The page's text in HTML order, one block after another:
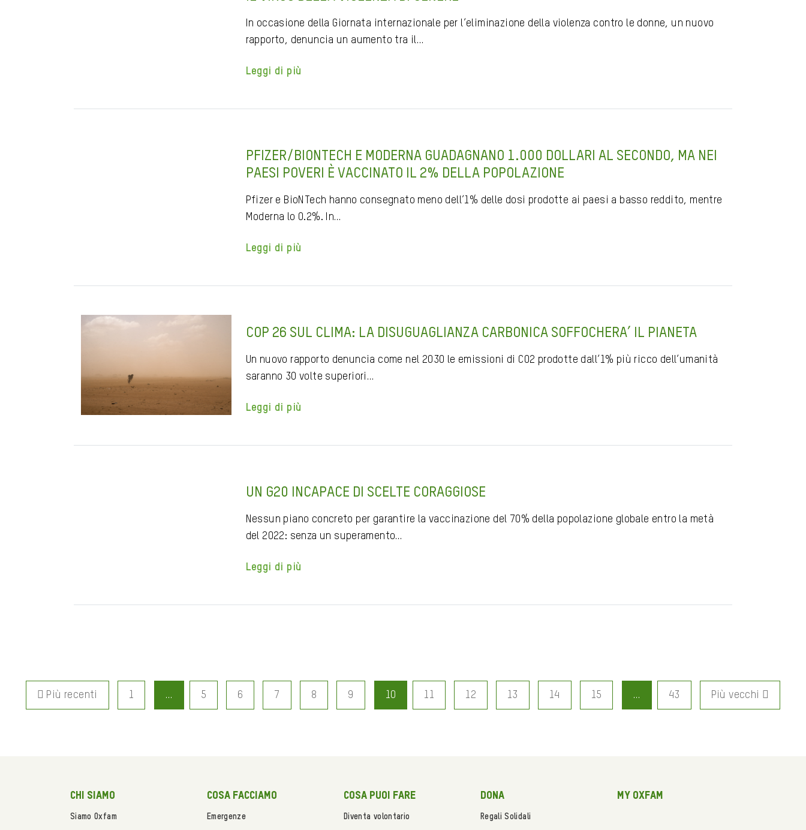
In occasione della Giornata internazionale per l’eliminazione della violenza contro le donne, un nuovo
rapporto, denuncia un aumento tra il…
Leggi di più
PFIZER/BIONTECH E MODERNA GUADAGNANO 1.000 DOLLARI AL SECONDO, MA NEI
PAESI POVERI È VACCINATO IL 2% DELLA POPOLAZIONE
Pfizer e BioNTech hanno consegnato meno dell’1% delle dosi prodotte ai paesi a basso reddito, mentre
Moderna lo 0.2%. In…
Leggi di più
COP 26 SUL CLIMA: LA DISUGUAGLIANZA CARBONICA SOFFOCHERA’ IL PIANETA
Un nuovo rapporto denuncia come nel 2030 le emissioni di CO2 prodotte dall’1% più ricco dell’umanità
saranno 30 volte superiori…
Leggi di più
UN G20 INCAPACE DI SCELTE CORAGGIOSE
Nessun piano concreto per garantire la vaccinazione del 70% della popolazione globale entro la metà
del 2022: senza un superamento…
Leggi di più
Più recenti 1 … 5 6 7 8 9 10 11 12 13 14 15 … 43 Più vecchi
Chi siamo
Siamo Oxfam
Cosa facciamo
Emergenze
Cosa puoi fare
Diventa volontario
Dona
Regali Solidali
My Oxfam